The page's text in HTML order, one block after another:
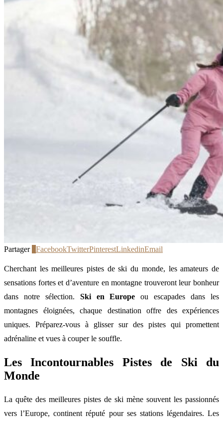
Partager FacebookTwitterPinterestLinkedinEmail
Cherchant les meilleures pistes de ski du monde, les amateurs de
sensations fortes et d’aventure en montagne trouveront leur bonheur
dans notre sélection. Ski en Europe ou escapades dans les
montagnes éloignées, chaque destination offre des expériences
uniques. Préparez-vous à glisser sur des pistes qui promettent
adrénaline et vues à couper le souffle.
Les Incontournables Pistes de Ski du
Monde
La quête des meilleures pistes de ski mène souvent les passionnés
vers l’Europe, continent réputé pour ses stations légendaires. Les